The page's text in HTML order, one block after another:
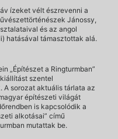
ízeket vélt észrevenni a
Jánossy,
és az angol
hatásával támasztottak alá.
„Építészet a Ringturmban”
szentel
A sorozat aktuális tárlata az
építészeti világát
is kapcsolódik a
alkotásai” című
mutattak be.